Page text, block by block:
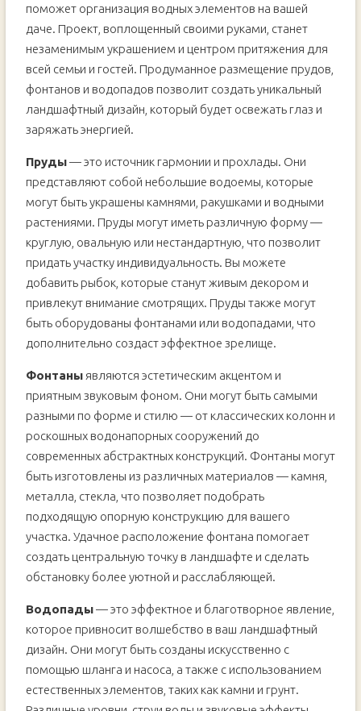
поможет организация водных элементов на вашей
даче. Проект, воплощенный своими руками, станет
незаменимым украшением и центром притяжения для
всей семьи и гостей. Продуманное размещение прудов,
фонтанов и водопадов позволит создать уникальный
ландшафтный дизайн, который будет освежать глаз и
заряжать энергией.
Пруды— это источник гармонии и прохлады. Они
представляют собой небольшие водоемы, которые
могут быть украшены камнями, ракушками и водными
растениями. Пруды могут иметь различную форму —
круглую, овальную или нестандартную, что позволит
придать участку индивидуальность. Вы можете
добавить рыбок, которые станут живым декором и
привлекут внимание смотрящих. Пруды также могут
быть оборудованы фонтанами или водопадами, что
дополнительно создаст эффектное зрелище.
Фонтаныявляются эстетическим акцентом и
приятным звуковым фоном. Они могут быть самыми
разными по форме и стилю — от классических колонн и
роскошных водонапорных сооружений до
современных абстрактных конструкций. Фонтаны могут
быть изготовлены из различных материалов — камня,
металла, стекла, что позволяет подобрать
подходящую опорную конструкцию для вашего
участка. Удачное расположение фонтана помогает
создать центральную точку в ландшафте и сделать
обстановку более уютной и расслабляющей.
Водопады— это эффектное и благотворное явление,
которое привносит волшебство в ваш ландшафтный
дизайн. Они могут быть созданы искусственно с
помощью шланга и насоса, а также с использованием
естественных элементов, таких как камни и грунт.